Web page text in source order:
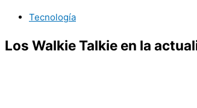
Tecnología
Los Walkie Talkie en la